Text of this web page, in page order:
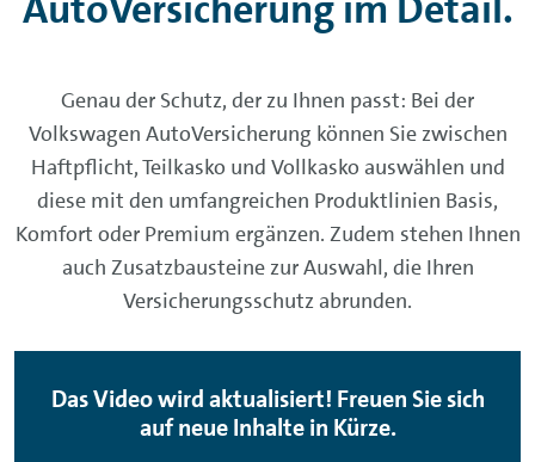
Genau der Schutz, der zu Ihnen passt: Bei der
Volkswagen AutoVersicherung können Sie zwischen
Haftpflicht, Teilkasko und Vollkasko auswählen und
diese mit den umfangreichen Produktlinien Basis,
Komfort oder Premium ergänzen. Zudem stehen Ihnen
auch Zusatzbausteine zur Auswahl, die Ihren
Versicherungsschutz abrunden.
Das Video wird aktualisiert! Freuen Sie sich
auf neue Inhalte in Kürze.